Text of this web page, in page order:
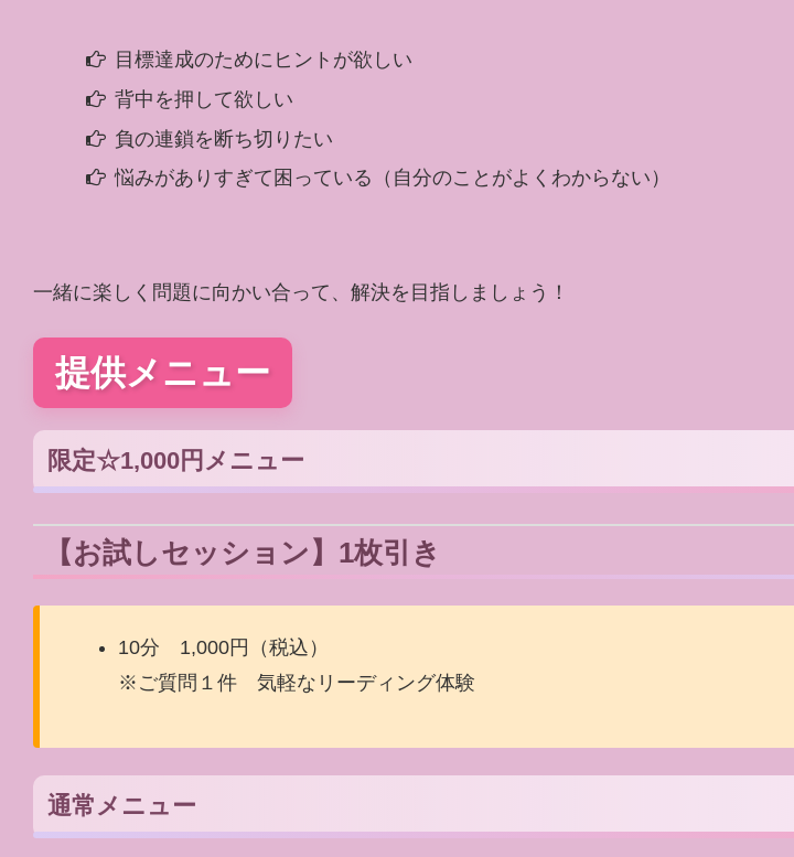
目標達成のためにヒントが欲しい
背中を押して欲しい
負の連鎖を断ち切りたい
悩みがありすぎて困っている（自分のことがよくわからない）
一緒に楽しく問題に向かい合って、解決を目指しましょう！
提供メニュー
限定☆1,000円メニュー
【お試しセッション】1枚引き
10分 1,000円（税込）
※ご質問１件 気軽なリーディング体験
通常メニュー